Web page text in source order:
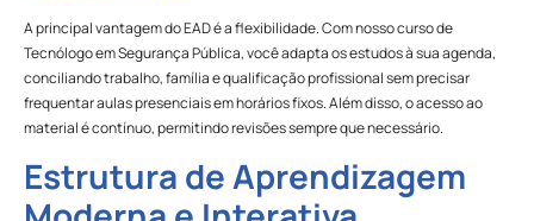
A principal vantagem do EAD é a flexibilidade. Com nosso curso de
Tecnólogo em Segurança Pública, você adapta os estudos à sua agenda,
conciliando trabalho, família e qualificação profissional sem precisar
frequentar aulas presenciais em horários fixos. Além disso, o acesso ao
material é contínuo, permitindo revisões sempre que necessário.
Estrutura de Aprendizagem